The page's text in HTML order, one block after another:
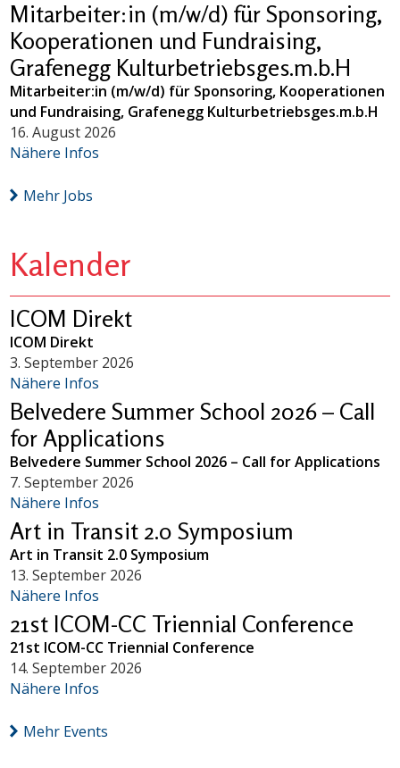
Mitarbeiter:in (m/w/d) für Sponsoring,
Kooperationen und Fundraising,
Grafenegg Kulturbetriebsges.m.b.H
Mitarbeiter:in (m/w/d) für Sponsoring, Kooperationen
und Fundraising, Grafenegg Kulturbetriebsges.m.b.H
16. August 2026
Nähere Infos
Mehr Jobs
Kalender
ICOM Direkt
ICOM Direkt
3. September 2026
Nähere Infos
Belvedere Summer School 2026 – Call
for Applications
Belvedere Summer School 2026 – Call for Applications
7. September 2026
Nähere Infos
Art in Transit 2.0 Symposium
Art in Transit 2.0 Symposium
13. September 2026
Nähere Infos
21st ICOM-CC Triennial Conference
21st ICOM-CC Triennial Conference
14. September 2026
Nähere Infos
Mehr Events